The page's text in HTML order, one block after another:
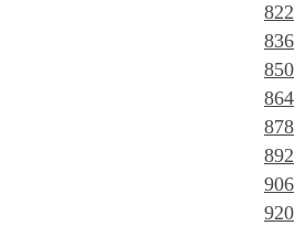
822
836
850
864
878
892
906
920